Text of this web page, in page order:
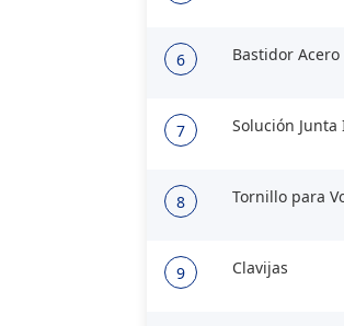
6 Bastidor
7 Solución
8 Tornillo para
9 Clavijas